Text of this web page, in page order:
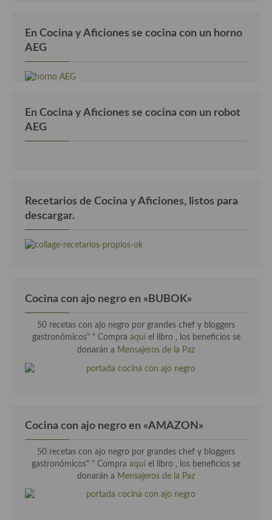
En Cocina y Aficiones se cocina con un horno
AEG
En Cocina y Aficiones se cocina con un robot
AEG
Recetarios de Cocina y Aficiones, listos para
descargar.
Cocina con ajo negro en «BUBOK»
50 recetas con ajo negro por grandes chef y bloggers
gastronómicos" " Compra aqui el libro , los beneficios se
donarán a Mensajeros de la Paz
Cocina con ajo negro en «AMAZON»
50 recetas con ajo negro por grandes chef y bloggers
gastronómicos" " Compra aquí el libro , los beneficios se
donarán a Mensajeros de la Paz